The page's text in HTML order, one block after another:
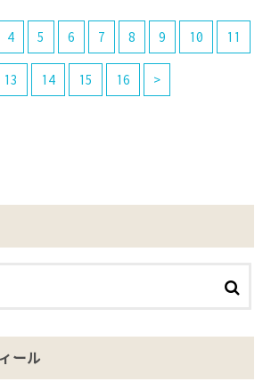
4 5 6 7 8 9 10 11
13 14 15 16 >
ール